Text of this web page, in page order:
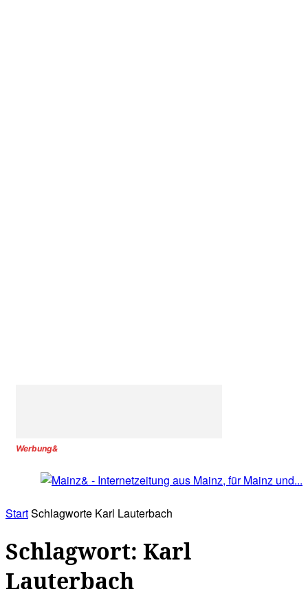
Werbung&
StartSchlagworte Karl Lauterbach
Schlagwort: Karl
Lauterbach